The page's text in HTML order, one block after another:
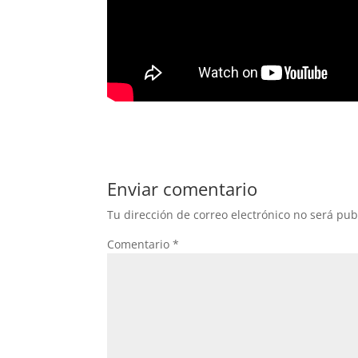
Enviar comentario
Tu dirección de correo electrónico no será
Comentario*